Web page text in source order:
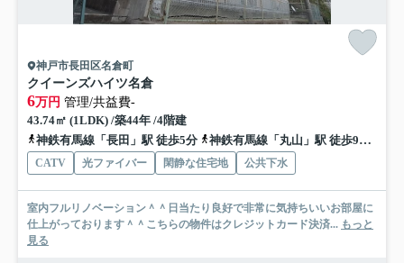
神戸市長田区名倉町
クイーンズハイツ名倉
6万円 管理/共益費-
43.74㎡ (1LDK) /築44年 /4階建
神鉄有馬線「長田」駅 徒歩5分
神鉄有馬線「丸山」駅 徒歩9分
CATV 光ファイバー 閑静な住宅地 公共下水
室内フルリノベーション＾＾日当たり良好で非常に気持ちいいお部屋に
仕上がっております＾＾こちらの物件はクレジットカード決済... もっと
見る